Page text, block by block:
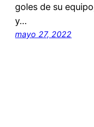
goles de su
y…
mayo 27, 2022